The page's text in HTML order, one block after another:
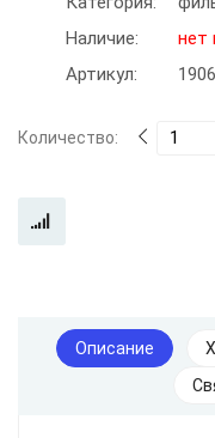
Наличие:
нет
Артикул:
Количество:
Описание